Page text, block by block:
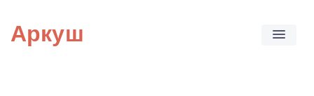
content
Аркуш